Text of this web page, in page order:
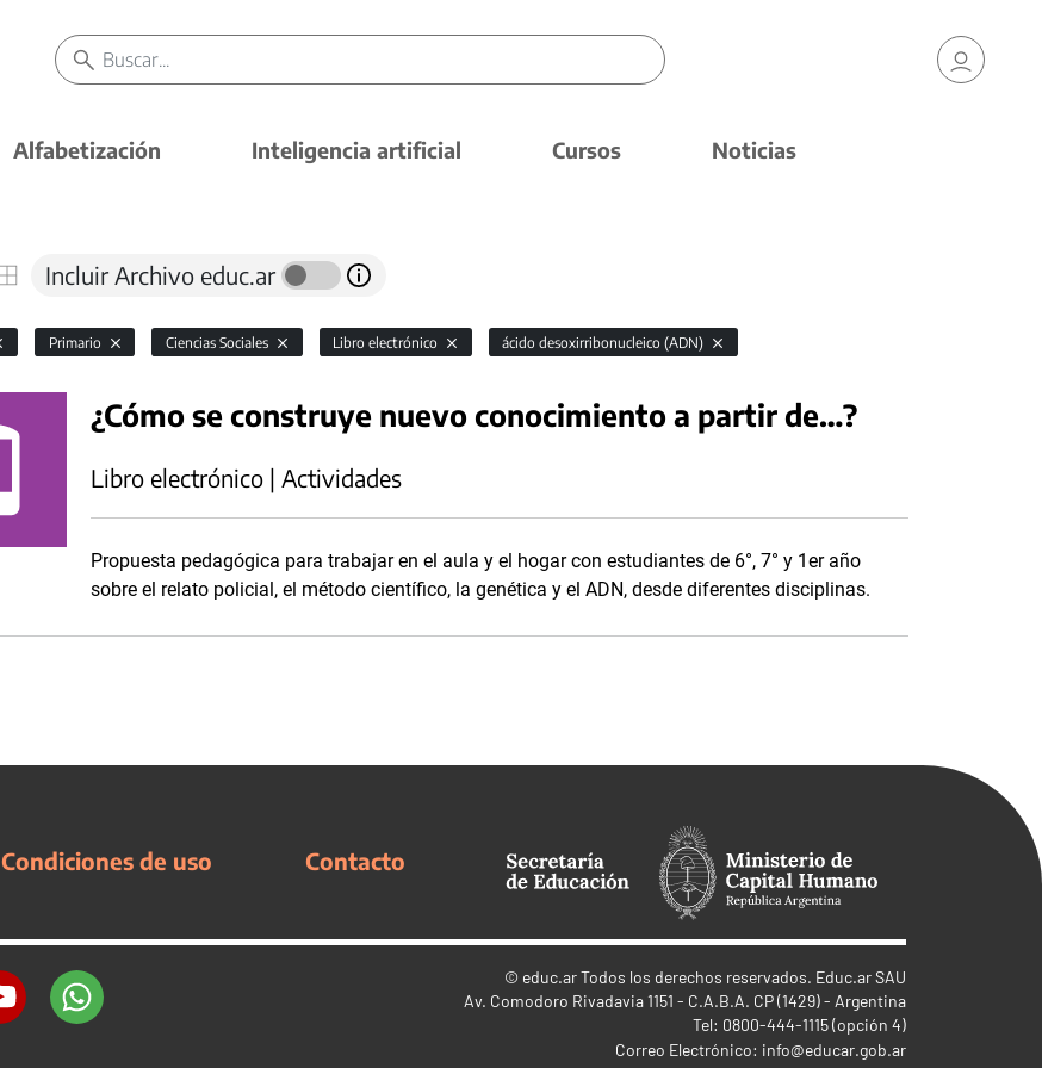
Alfabetización Inteligencia artificial Cursos Noticias
Incluir Archivo educ.ar
Primario Ciencias Sociales Libro electrónico ácido desoxirribonucleico (ADN)
¿Cómo se construye nuevo conocimiento a partir de…?
Libro electrónico | Actividades
Propuesta pedagógica para trabajar en el aula y el hogar con estudiantes de 6°, 7° y 1er año
sobre el relato policial, el método científico, la genética y el ADN, desde diferentes disciplinas.
Condiciones de uso Contacto
© educ.arTodos los derechos reservados. Educ.ar SAU
Av. Comodoro Rivadavia 1151 - C.A.B.A. CP (1429) - Argentina
Tel: 0800-444-1115 (opción 4)
Correo Electrónico: info@educar.gob.ar